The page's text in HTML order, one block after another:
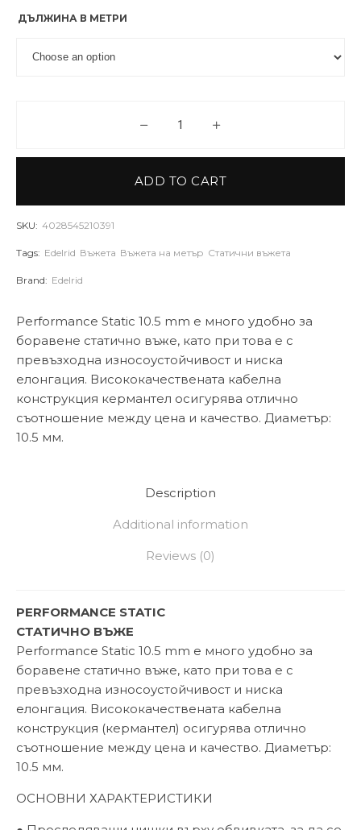
Performance Static 10.5 mm е много удобно за
боравене статично въже, като при това е с
превъзходна износоустойчивост и ниска
елонгация. Висококачествената кабелна
конструкция кермантел осигурява отлично
съотношение между цена и качество. Диаметър:
10.5 мм.
ДЪЛЖИНА В МЕТРИ
Въже Edelrid Performance
ADD TO CART
SKU: 4028545210391
Tags: Edelrid Въжета Въжета на метър Статични въжета
Brand: Edelrid
Description
Additional information
Reviews (0)
PERFORMANCE STATIC
СТАТИЧНО ВЪЖЕ
Performance Static 10.5 mm е много удобно за
боравене статично въже, като при това е с
превъзходна износоустойчивост и ниска
елонгация. Висококачествената кабелна
конструкция (кермантел) осигурява отлично
съотношение между цена и качество. Диаметър:
10.5 мм.
ОСНОВНИ ХАРАКТЕРИСТИКИ